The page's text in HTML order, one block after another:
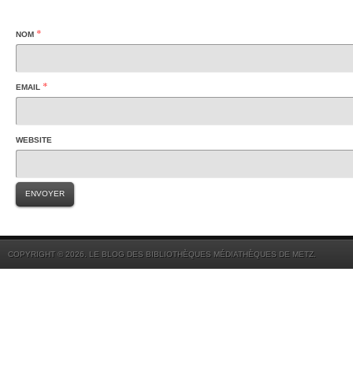
NOM *
EMAIL *
WEBSITE
COPYRIGHT © 2026. LE BLOG DES BIBLIOTHÈQUES MÉDIATHÈQUES DE METZ.